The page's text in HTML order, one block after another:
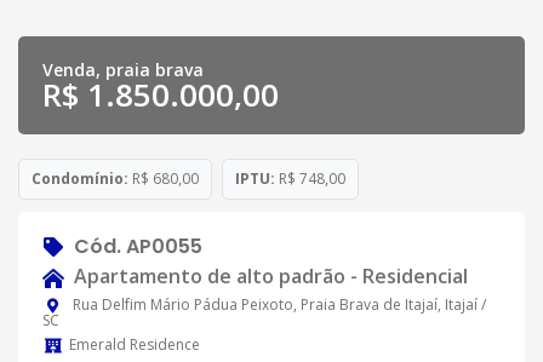
Venda, praia brava
R$ 1.850.000,00
Condomínio: R$ 680,00 IPTU: R$ 748,00
Cód. AP0055
Apartamento de alto padrão - Residencial
Rua Delfim Mário Pádua Peixoto, Praia Brava de Itajaí, Itajaí /
SC
Emerald Residence